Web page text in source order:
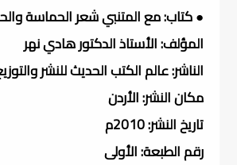
● كتاب: مع المتنبي شعر الحماسة
المؤلف: الأستاذ الدكتور هادي نهر
الناشر: عالم الكتب الحديث للنشر
مكان النشر: الأردن
تاريخ النشر: 2010م
رقم الطبعة: الأولى